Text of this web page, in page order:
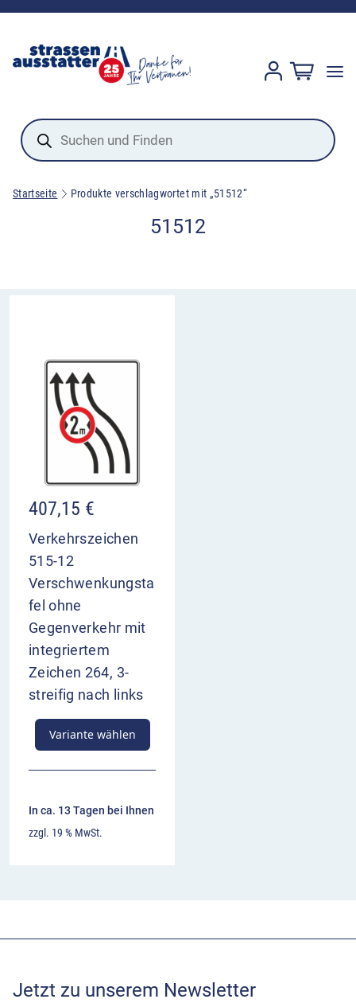
Products
search
Startseite Produkte verschlagwortet mit „51512“
51512
407,15 €
Verkehrszeichen
515-12
Verschwenkungsta
fel ohne
Gegenverkehr mit
integriertem
Zeichen 264, 3-
streifig nach links
Variante wählen
In ca. 13 Tagen bei Ihnen
zzgl. 19 % MwSt.
Jetzt zu unserem Newsletter